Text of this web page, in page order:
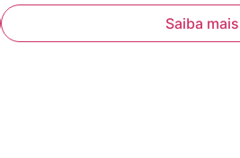
Saiba mais